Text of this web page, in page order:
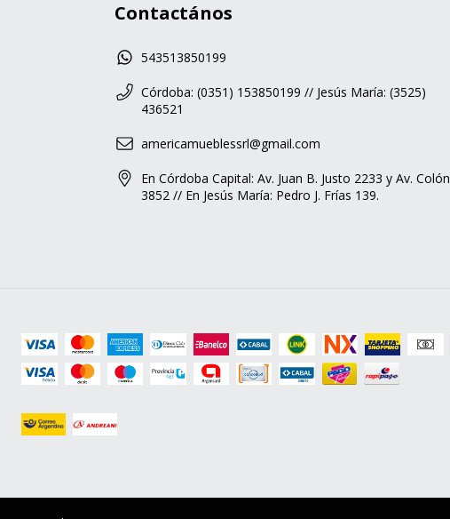
Contactános
543513850199
Córdoba: (0351) 153850199 // Jesús María: (3525)
436521
americamueblessrl@gmail.com
En Córdoba Capital: Av. Juan B. Justo 2233 y Av. Colón
3852 // En Jesús María: Pedro J. Frías 139.